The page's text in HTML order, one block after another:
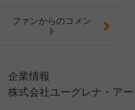
ファンからのコメン
ト
企業情報
株式会社ユーグレナ・アー